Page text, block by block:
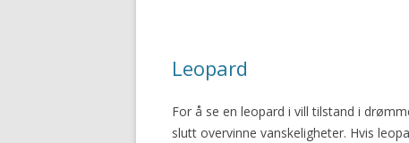
Leopard
For å se en leopard i vill tilstand i
slutt overvinne vanskeligheter. Hvis